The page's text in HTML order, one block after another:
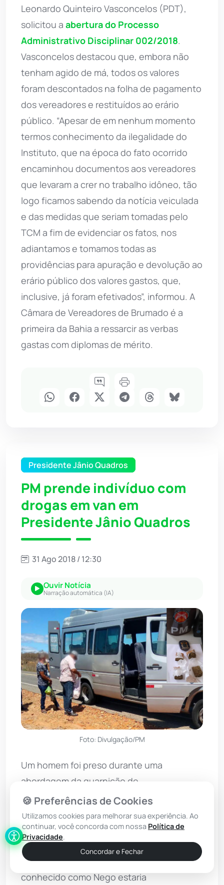
Leonardo Quinteiro Vasconcelos (PDT),
solicitou a abertura do Processo
Administrativo Disciplinar 002/2018.
Vasconcelos destacou que, embora não
tenham agido de má, todos os valores
foram descontados na folha de pagamento
dos vereadores e restituídos ao erário
público. “Apesar de em nenhum momento
termos conhecimento da ilegalidade do
Instituto, que na época do fato ocorrido
encaminhou documentos aos vereadores
que levaram a crer no trabalho idôneo, tão
logo ficamos sabendo da notícia veiculada
e das medidas que seriam tomadas pelo
TCM a fim de evidenciar os fatos, nos
adiantamos e tomamos todas as
providências para apuração e devolução ao
erário público dos valores gastos, que,
inclusive, já foram efetivados”, informou. A
Câmara de Vereadores de Brumado é a
primeira da Bahia a ressarcir as verbas
gastas com diplomas de mérito.
Presidente Jânio Quadros
PM prende indivíduo com
drogas em van em
Presidente Jânio Quadros
31 Ago 2018 / 12:30
Ouvir Notícia
Narração automática (IA)
Foto: Divulgação/PM
Um homem foi preso durante uma
abordagem da guarnição de
radiopatrulhamento do Destacamento de
Presidente Jânio Quadros, a 95 km de
Brumado. Segundo informações obtidas
pelo site Achei Sudoeste, a polícia recebeu
uma informação de que um indivíduo
conhecido como Nego estaria
🍪 Preferências de Cookies
Utilizamos cookies para melhorar sua experiência. Ao
continuar, você concorda com nossa Política de
Privacidade.
Concordar e Fechar